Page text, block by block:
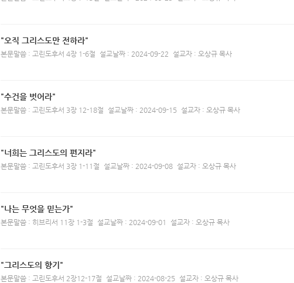
"오직 그리스도만 전하라"
본문말씀 : 고린도후서 4장 1-6절 설교날짜 : 2024-09-22 설교자 : 오상규 목사
"수건을 벗어라"
본문말씀 : 고린도후서 3장 12-18절 설교날짜 : 2024-09-15 설교자 : 오상규 목사
"너희는 그리스도의 편지라"
본문말씀 : 고린도후서 3장 1-11절 설교날짜 : 2024-09-08 설교자 : 오상규 목사
"나는 무엇을 믿는가"
본문말씀 : 히브리서 11장 1-3절 설교날짜 : 2024-09-01 설교자 : 오상규 목사
"그리스도의 향기"
본문말씀 : 고린도후서 2장12-17절 설교날짜 : 2024-08-25 설교자 : 오상규 목사